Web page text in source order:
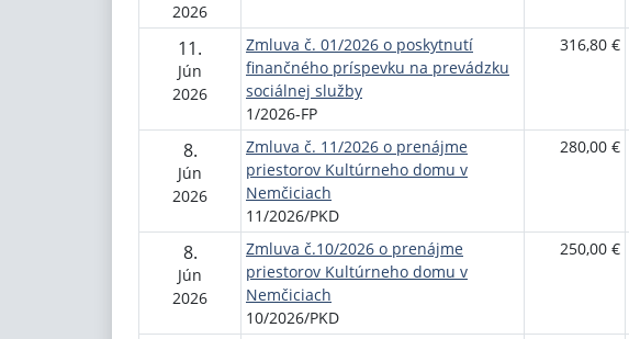
2026
11.
Jún
2026
Zmluva č. 01/2026 o poskytnutí
finančného príspevku na prevádzku
sociálnej služby
1/2026-FP
316,80 €
8.
Jún
2026
Zmluva č. 11/2026 o prenájme
priestorov Kultúrneho domu v
Nemčiciach
11/2026/PKD
280,00 €
8.
Jún
2026
Zmluva č.10/2026 o prenájme
priestorov Kultúrneho domu v
Nemčiciach
10/2026/PKD
250,00 €